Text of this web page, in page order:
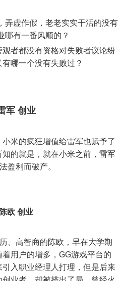
弄虚作假，老老实实干活的没有
哪有一番风顺的？
者都没有资格对失败者议论纷
哪一个没有失败过？
米的疯狂增值给雷军也赋予了
的就是，就在小米之前，雷军
盈利而破产。
、高智商的陈欧，早在大学期
用户的增多，GG游戏平台的
入职业经理人打理，但是后来